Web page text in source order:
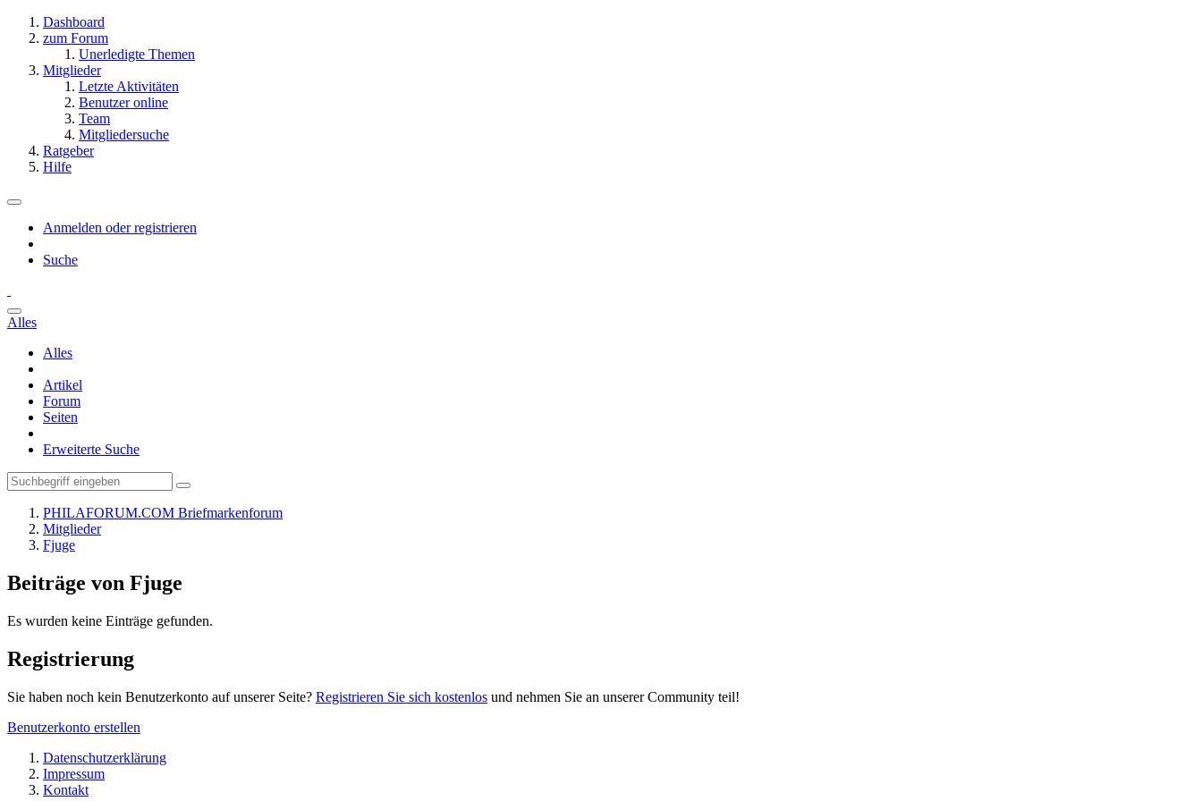
Dashboard
zum Forum
Unerledigte Themen
Mitglieder
Letzte Aktivitäten
Benutzer online
Team
Mitgliedersuche
Ratgeber
Hilfe
Anmelden oder registrieren
Suche
Alles
Alles
Artikel
Forum
Seiten
Erweiterte Suche
PHILAFORUM.COM Briefmarkenforum
Mitglieder
Fjuge
Beiträge von Fjuge
Es wurden keine Einträge gefunden.
Registrierung
Sie haben noch kein Benutzerkonto auf unserer Seite? Registrieren Sie sich kostenlos und nehmen Sie an unserer Community teil!
Benutzerkonto erstellen
Datenschutzerklärung
Impressum
Kontakt